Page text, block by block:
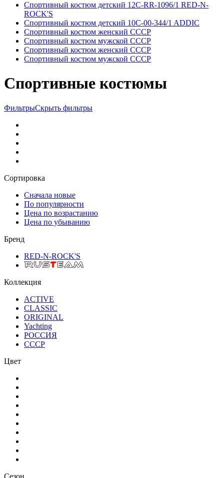
Спортивный костюм детский 12C-RR-1096/1 RED-N-
ROCK'S
Спортивный костюм детский 10C-00-344/1 ADDIC
Спортивный костюм женский СССР
Спортивный костюм мужской СССР
Спортивный костюм женский СССР
Спортивный костюм мужской СССР
Спортивные костюмы
ФильтрыСкрыть фильтры
Сортировка
Сначала новые
По популярности
Цена по возрастанию
Цена по убыванию
Бренд
RED-N-ROCK'S
Коллекция
ACTIVE
CLASSIC
ORIGINAL
Yachting
РОССИЯ
СССР
Цвет
Сезон